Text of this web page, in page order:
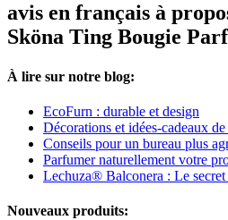
avis en français à
Sköna Ting Bougie
À lire sur notre blog:
EcoFurn : durable et design
Décorations et idées-cadeaux
Conseils pour un bureau plus
Parfumer naturellement votre
Lechuza® Balconera : Le secret
Nouveaux produits: